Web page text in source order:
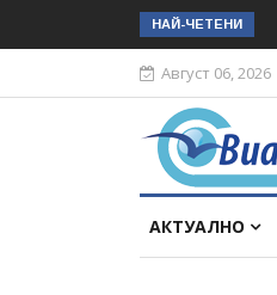
НАЙ-ЧЕТЕНИ
Август 06, 2026
АКТУАЛНО